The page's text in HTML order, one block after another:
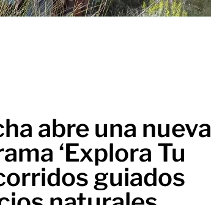
abre una nueva
‘Explora Tu
guiados